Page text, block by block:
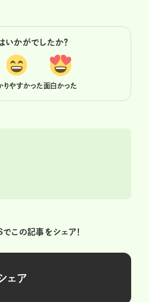
いかがでしたか？
りやすかった面白かった
この記事をシェア！
ェア